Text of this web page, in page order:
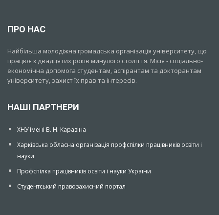
ПРО НАС
Найбільша молодіжна громадська організація університету, що
працює з двадцятих років минулого століття. Місія - соціально-
економічна допомога студентам, аспірантам та докторантам
університету, захист їх прав та інтересів.
НАШІ ПАРТНЕРИ
ХНУ імені В. Н. Каразіна
Харківська обласна організація профспілки працівників освіти і
науки
Профспілка працівників освіти і науки України
Студентський правозахисний портал